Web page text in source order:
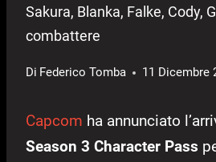
Sakura, Blanka, Falke, Cody,
combattere
Di Federico Tomba 11 Dicembre
Capcom ha annunciato
Season 3 Character Pass